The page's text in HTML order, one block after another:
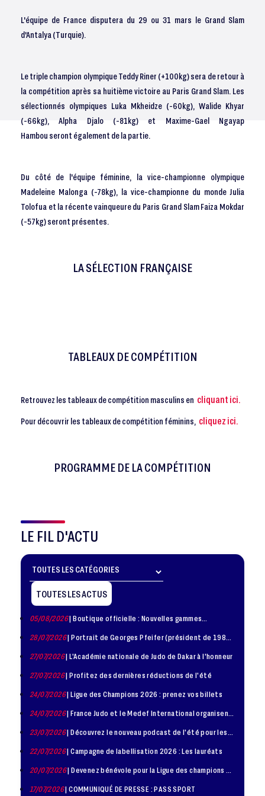
L'équipe de France disputera du 29 ou 31 mars le Grand Slam
d'Antalya (Turquie).
Le triple champion olympique Teddy Riner (+100kg) sera de retour à
la compétition après sa huitième victoire au Paris Grand Slam. Les
sélectionnés olympiques Luka Mkheidze (-60kg), Walide Khyar
(-66kg), Alpha Djalo (-81kg) et Maxime-Gael Ngayap
Hambou seront également de la partie.
Du côté de l'équipe féminine, la vice-championne olympique
Madeleine Malonga (-78kg), la vice-championne du monde Julia
Tolofua et la récente vainqueure du Paris Grand Slam Faiza Mokdar
(-57kg) seront présentes.
LA SÉLECTION FRANÇAISE
TABLEAUX DE COMPÉTITION
Retrouvez les tableaux de compétition masculins en cliquant ici.
Pour découvrir les tableaux de compétition féminins, cliquez ici.
PROGRAMME DE LA COMPÉTITION
LE FIL D'ACTU
TOUTES LES ACTUS
05/08/2026| Boutique officielle : Nouvelles gammes
28/07/2026| Portrait de Georges Pfeifer (président de 1981
27/07/2026| L'Académie nationale de Judo de Dakar à l'honneur
27/07/2026| Profitez des dernières réductions de l'été
24/07/2026| Ligue des Champions 2026 : prenez vos billets
24/07/2026| France Judo et le Medef International organisent
23/07/2026| Découvrez le nouveau podcast de l'été pour les
22/07/2026| Campagne de labellisation 2026 : Les lauréats
20/07/2026| Devenez bénévole pour la Ligue des champions de
17/07/2026| COMMUNIQUÉ DE PRESSE : PASS SPORT